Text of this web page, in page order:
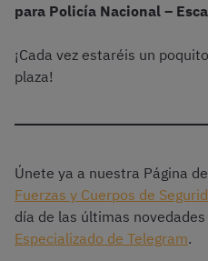
para Policía Nacional –
¡Cada vez estaréis un
plaza!
Únete ya a nuestra Página
Fuerzas y Cuerpos de
día de las últimas
Especializado de Telegram.